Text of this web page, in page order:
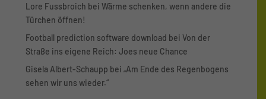
Lore Fussbroich beiWärme schenken, wenn andere die
Türchen öffnen!
Football prediction software download beiVon der
Straße ins eigene Reich: Joes neue Chance
Gisela Albert-Schaupp bei„Am Ende des Regenbogens
sehen wir uns wieder.“